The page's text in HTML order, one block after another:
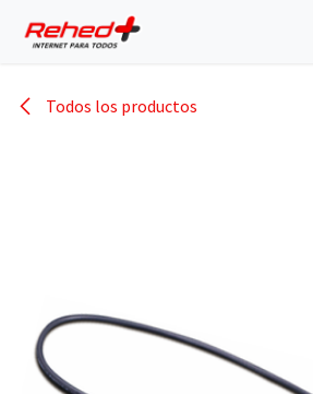
Todos los productos